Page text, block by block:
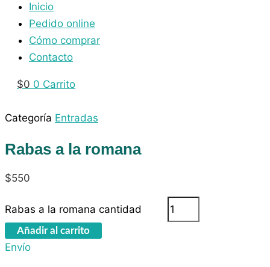
Inicio
Pedido online
Cómo comprar
Contacto
$0 0 Carrito
Categoría Entradas
Rabas a la romana
$550
Rabas a la romana cantidad
Añadir al carrito
Envío